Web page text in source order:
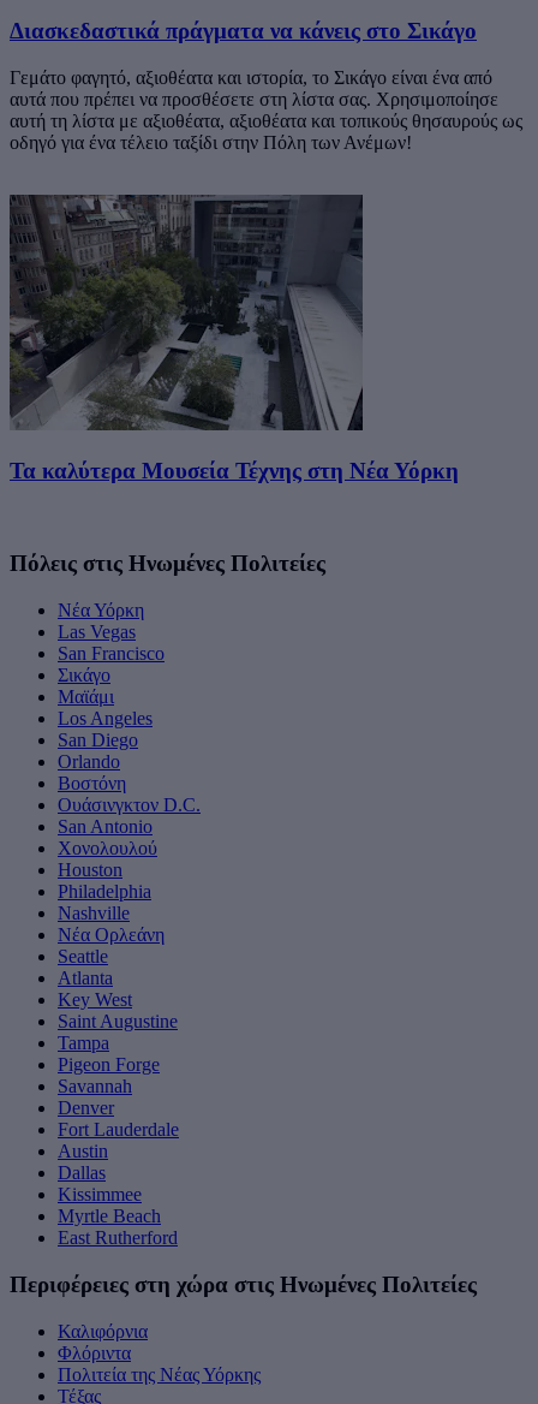
Διασκεδαστικά πράγματα να κάνεις στο Σικάγο
Γεμάτο φαγητό, αξιοθέατα και ιστορία, το Σικάγο είναι ένα από
αυτά που πρέπει να προσθέσετε στη λίστα σας. Χρησιμοποίησε
αυτή τη λίστα με αξιοθέατα, αξιοθέατα και τοπικούς θησαυρούς ως
οδηγό για ένα τέλειο ταξίδι στην Πόλη των Ανέμων!
Τα καλύτερα Μουσεία Τέχνης στη Νέα Υόρκη
Πόλεις στις Ηνωμένες Πολιτείες
Νέα Υόρκη
Las Vegas
San Francisco
Σικάγο
Μαϊάμι
Los Angeles
San Diego
Orlando
Βοστόνη
Ουάσινγκτον D.C.
San Antonio
Χονολουλού
Houston
Philadelphia
Nashville
Νέα Ορλεάνη
Seattle
Atlanta
Key West
Saint Augustine
Tampa
Pigeon Forge
Savannah
Denver
Fort Lauderdale
Austin
Dallas
Kissimmee
Myrtle Beach
East Rutherford
Περιφέρειες στη χώρα στις Ηνωμένες Πολιτείες
Καλιφόρνια
Φλόριντα
Πολιτεία της Νέας Υόρκης
Τέξας